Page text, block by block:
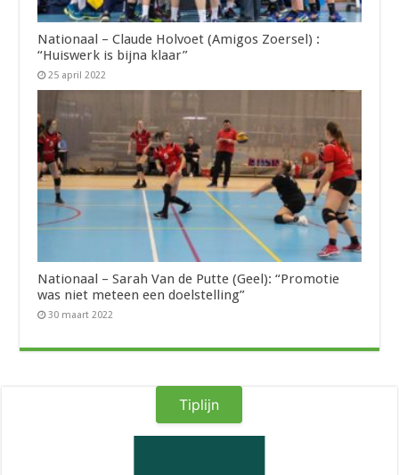
Nationaal – Claude Holvoet (Amigos Zoersel) :
“Huiswerk is bijna klaar”
25 april 2022
Nationaal – Sarah Van de Putte (Geel): “Promotie
was niet meteen een doelstelling”
30 maart 2022
Tiplijn